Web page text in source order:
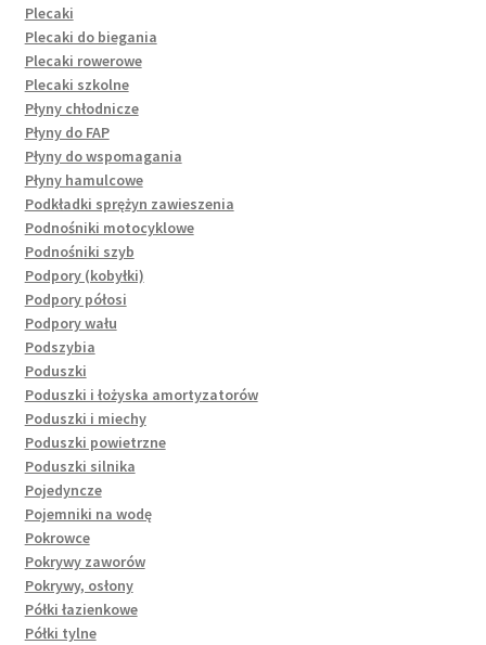
Plecaki
Plecaki do biegania
Plecaki rowerowe
Plecaki szkolne
Płyny chłodnicze
Płyny do FAP
Płyny do wspomagania
Płyny hamulcowe
Podkładki sprężyn zawieszenia
Podnośniki motocyklowe
Podnośniki szyb
Podpory (kobyłki)
Podpory półosi
Podpory wału
Podszybia
Poduszki
Poduszki i łożyska amortyzatorów
Poduszki i miechy
Poduszki powietrzne
Poduszki silnika
Pojedyncze
Pojemniki na wodę
Pokrowce
Pokrywy zaworów
Pokrywy, osłony
Półki łazienkowe
Półki tylne